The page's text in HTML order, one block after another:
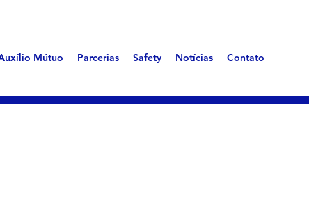
Mútuo Parcerias Safety Notícias Contato